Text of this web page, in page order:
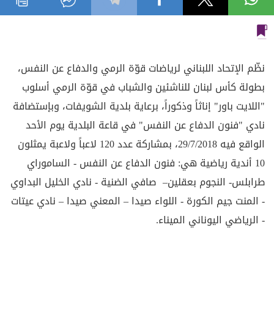
نظّم الإتحاد اللبناني لرياضات قوّة الرمي والدفاع عن النفس،
بطولة كأس لبنان للناشئين والشباب في قوّة الرمي أسلوب
"اللايت باور" إناثاً وذكوراً، برعاية بلدية الشويفات، وبإستضافة
نادي "فنون الدفاع عن النفس" في قاعة البلدية يوم الأحد
الواقع فيه 29/7/2018، بمشاركة عدد 120 لاعباً ولاعبة يمثلون
10 أندية رياضية هي: فنون الدفاع عن النفس - الساموراي
طرابلس- النجوم بعقلين– صافي الضنية - نادي الخليل البداوي
- المنت جيم الكورة - اللواء صيدا – المعني صيدا – نادي عيتات
- الرياضي اليوناني الميناء.